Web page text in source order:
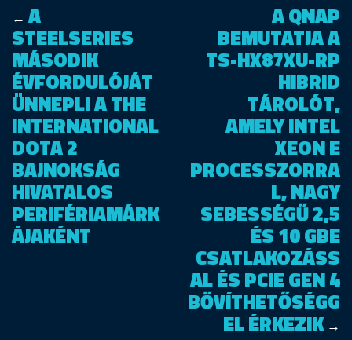
← A
STEELSERIES
MÁSODIK
ÉVFORDULÓJÁT
ÜNNEPLI A THE
INTERNATIONAL
DOTA 2
BAJNOKSÁG
HIVATALOS
PERIFÉRIAMÁRK
ÁJAKÉNT
A QNAP
BEMUTATJA A
TS-HX87XU-RP
HIBRID
TÁROLÓT,
AMELY INTEL
XEON E
PROCESSZORRA
L, NAGY
SEBESSÉGŰ 2,5
ÉS 10 GBE
CSATLAKOZÁSS
AL ÉS PCIE GEN 4
BŐVÍTHETŐSÉGG
EL ÉRKEZIK→